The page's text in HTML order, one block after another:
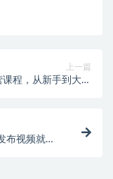
上一篇
程，从新手到大神
布视频就有